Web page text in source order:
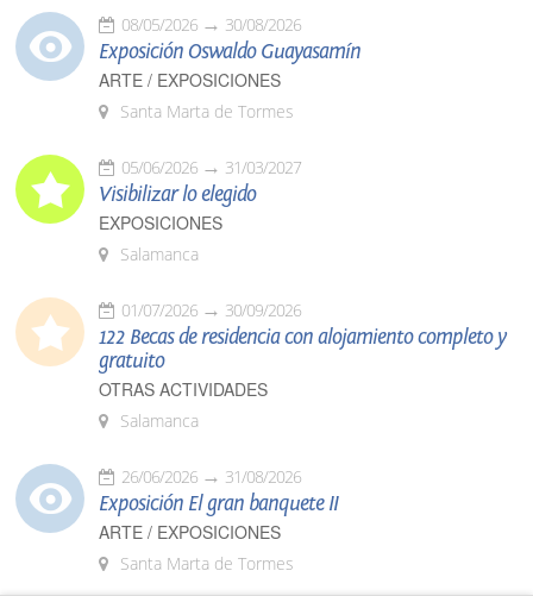
08/05/2026 30/08/2026
Exposición Oswaldo Guayasamín
ARTE / EXPOSICIONES
Santa Marta de Tormes
05/06/2026 31/03/2027
Visibilizar lo elegido
EXPOSICIONES
Salamanca
01/07/2026 30/09/2026
122 Becas de residencia con alojamiento completo y
gratuito
OTRAS ACTIVIDADES
Salamanca
26/06/2026 31/08/2026
Exposición El gran banquete II
ARTE / EXPOSICIONES
Santa Marta de Tormes